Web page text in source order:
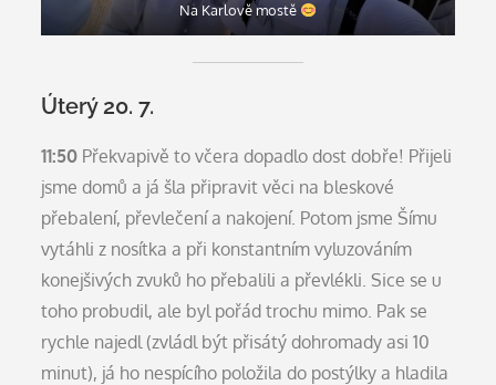
Na Karlově mostě
Úterý 20. 7.
11:50 Překvapivě to včera dopadlo dost dobře! Přijeli
jsme domů a já šla připravit věci na bleskové
přebalení, převlečení a nakojení. Potom jsme Šímu
vytáhli z nosítka a při konstantním vyluzováním
konejšivých zvuků ho přebalili a převlékli. Sice se u
toho probudil, ale byl pořád trochu mimo. Pak se
rychle najedl (zvládl být přisátý dohromady asi 10
minut), já ho nespícího položila do postýlky a hladila